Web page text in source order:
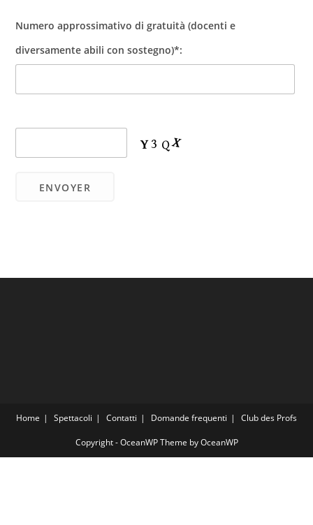
Numero approssimativo di gratuità (docenti e
diversamente abili con sostegno)*:
Home Spettacoli Contatti Domande frequenti Club des Profs
Copyright - OceanWP Theme by OceanWP